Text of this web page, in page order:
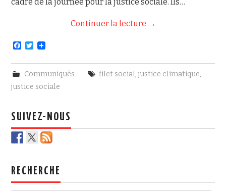
Continuer la lecture →
F
c
e
b
o
T
i
t
e
Communiqués filet social, justice climatique,
justice sociale
SUIVEZ-NOUS
RECHERCHE